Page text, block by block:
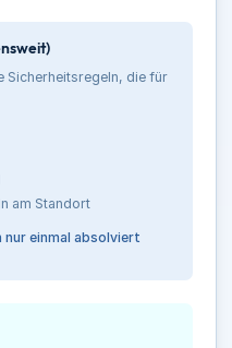
Sicherheitsregeln, die für
am Standort
nur einmal absolviert